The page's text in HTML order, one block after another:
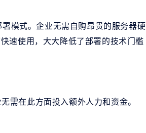
模式。企业无需自购昂贵的服务器硬
速使用，大大降低了部署的技术门槛
需在此方面投入额外人力和资金。